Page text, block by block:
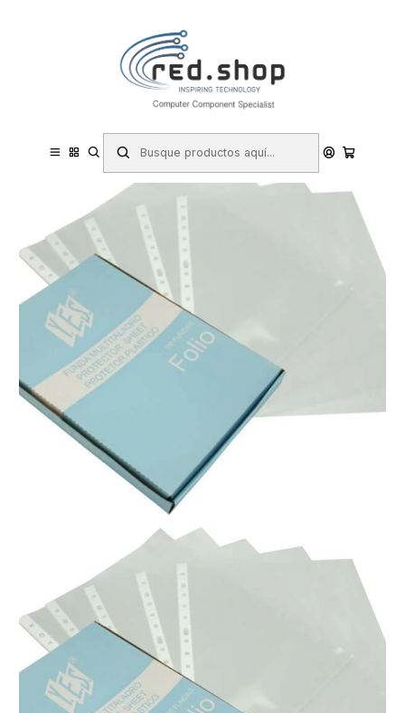
Haga Click Aqui
Papelería y Material de oficina Archivo y Clasificación
Bismark Caja de 100 Fundas Multitaladro 70 Micras Folio -